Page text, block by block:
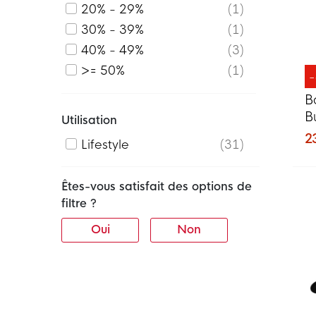
20% - 29%
1
30% - 39%
1
40% - 49%
3
>= 50%
1
Utilisation
Lifestyle
31
Êtes-vous satisfait des options de
filtre ?
Oui
Non